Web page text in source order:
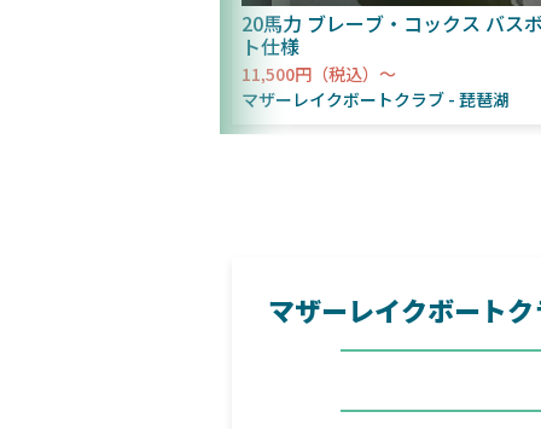
20馬力 ブレーブ・コックス バス
ト仕様
11,500円（税込）～
マザーレイクボートクラブ 琵琶湖
マザーレイクボート